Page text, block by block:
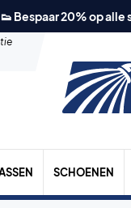
👟 Bespaar 20% op alle
SCHOENEN